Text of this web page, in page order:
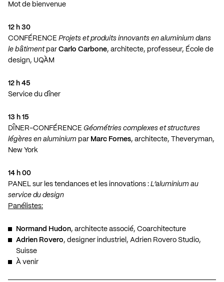
Mot de bienvenue
12 h 30
CONFÉRENCE Projets et produits innovants en aluminium dans
le bâtimentpar Carlo Carbone, architecte, professeur, École de
design, UQÀM
12 h 45
Service du dîner
13 h 15
DÎNER-CONFÉRENCE Géométries complexes et structures
légères en aluminium par Marc Fornes, architecte, Theveryman,
New York
14 h 00
PANEL sur les tendances et les innovations : L’aluminium au
service du design
Panélistes:
Normand Hudon, architecte associé, Coarchitecture
Adrien Rovero, designer industriel, Adrien Rovero Studio,
Suisse
À venir